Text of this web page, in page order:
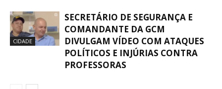
CIDADE
SECRETÁRIO DE SEGURANÇA E
COMANDANTE DA GCM
DIVULGAM VÍDEO COM ATAQUES
POLÍTICOS E INJÚRIAS CONTRA
PROFESSORAS